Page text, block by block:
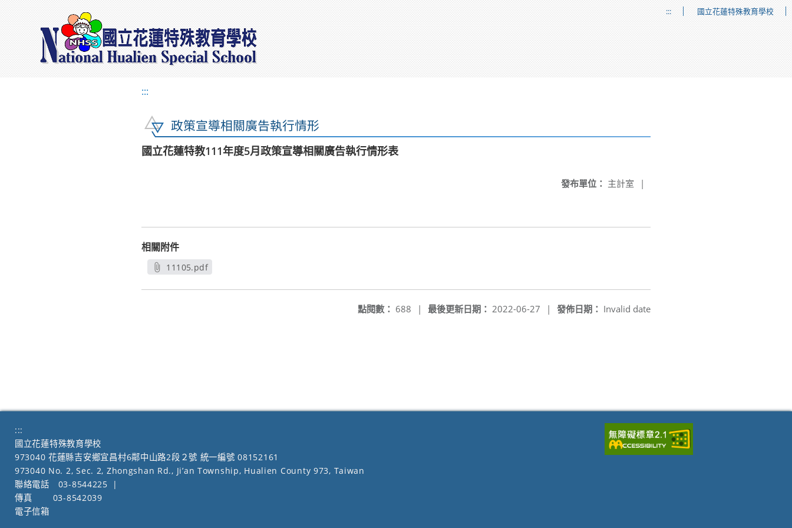
::: 國立花蓮特殊教育學校
:::
政策宣導相關廣告執行情形
國立花蓮特教111年度5月政策宣導相關廣告執行情形表
發布單位： 主計室 |
相關附件
11105.pdf
發佈日期： Invalid date
最後更新日期： 2022-06-27 |
點閱數： 688 |
:::
國立花蓮特殊教育學校
973040 花蓮縣吉安鄉宜昌村6鄰中山路2段２號 統一編號 08152161
973040 No. 2, Sec. 2, Zhongshan Rd., Ji’an Township, Hualien County 973, Taiwan
聯絡電話
03-8544225
|
傳真
03-8542039
電子信箱